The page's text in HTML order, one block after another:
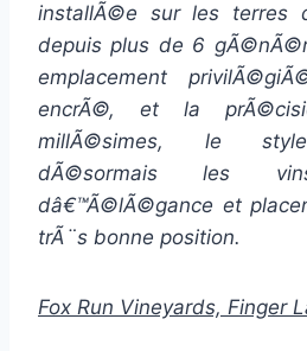
installÃ©e sur les terres
depuis plus de 6
emplacement
encrÃ©, et la
millÃ©simes, le style
dÃ©sormais les
dâ€™Ã©lÃ©gance et
trÃ¨s bonne position.
Fox Run Vineyards, Finger